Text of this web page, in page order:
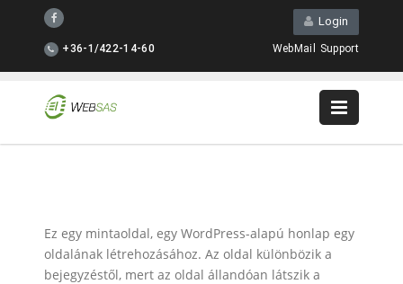
Login
+36-1/422-14-60 WebMail Support
Ez egy mintaoldal, egy WordPress-alapú honlap egy
oldalának létrehozásához. Az oldal különbözik a
bejegyzéstől, mert az oldal állandóan látszik a